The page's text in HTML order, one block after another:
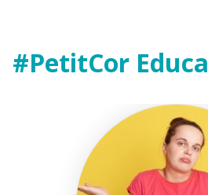
#PetitCor Educa